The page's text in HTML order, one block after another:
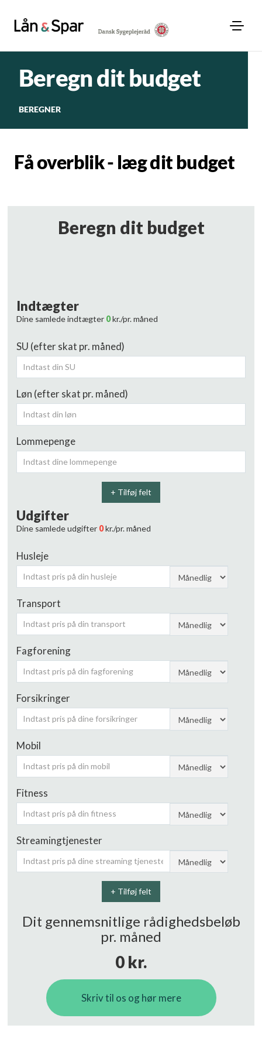
BEREGNER
Beregn dit budget
Få overblik - læg dit budget